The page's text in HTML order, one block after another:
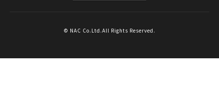
© NAC Co.Ltd.All Rights Reserved.